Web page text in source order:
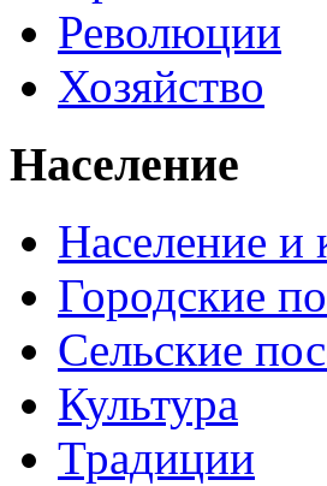
Революции
Хозяйство
Население
Население и
Городские
Сельские
Культура
Традиции